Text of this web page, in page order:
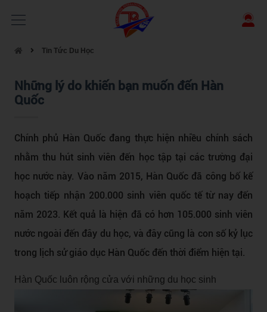
Tin Tức Du Học
Những lý do khiến bạn muốn đến Hàn
Quốc
Chính phủ Hàn Quốc đang thực hiện nhiều chính sách
nhằm thu hút sinh viên đến học tập tại các trường đại
học nước này. Vào năm 2015, Hàn Quốc đã công bố kế
hoạch tiếp nhận 200.000 sinh viên quốc tế từ nay đến
năm 2023. Kết quả là hiện đã có hơn 105.000 sinh viên
nước ngoài đến đây du học, và đây cũng là con số kỷ lục
trong lịch sử giáo dục Hàn Quốc đến thời điểm hiện tại.
Hàn Quốc luôn rộng cửa với những du học sinh